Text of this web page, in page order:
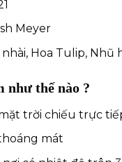
Meyer
Hoa Tulip, Nhũ
như thế nào ?
trời chiếu trực
mát